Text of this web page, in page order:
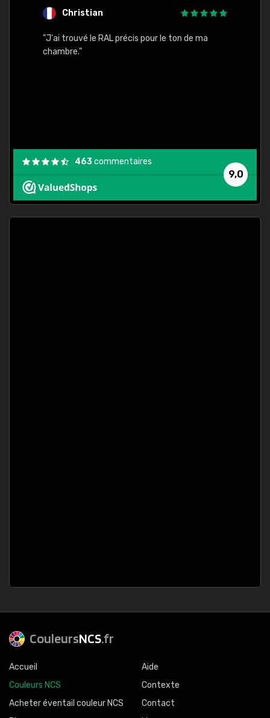
Christian
"J'ai trouvé le RAL précis pour le ton de ma
chambre."
9,0
463commentaires
CouleursNCS.fr
Accueil
Couleurs NCS
Acheter éventail couleur NCS
Aide
Contexte
Contact